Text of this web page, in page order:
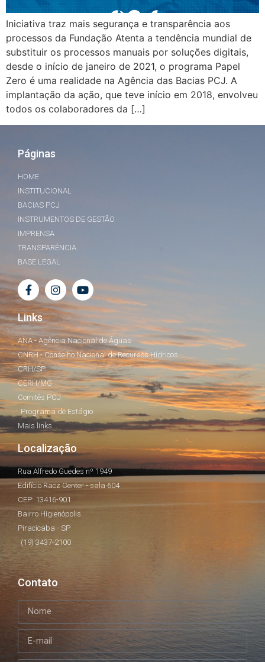
Iniciativa traz mais segurança e transparência aos
processos da Fundação Atenta a tendência mundial de
substituir os processos manuais por soluções digitais,
desde o início de janeiro de 2021, o programa Papel
Zero é uma realidade na Agência das Bacias PCJ. A
implantação da ação, que teve início em 2018, envolveu
todos os colaboradores da […]
Páginas
HOME
INSTITUCIONAL
BACIAS PCJ
INSTRUMENTOS DE GESTÃO
IMPRENSA
TRANSPARÊNCIA
BASE LEGAL
Links
ANA - Agência Nacional de Águas
CNRH - Conselho Nacional de Recursos Hídricos
CRH/SP
CERH/MG
Comitês PCJ
Programa de Estágio
Mais links...
Localização
Rua Alfredo Guedes nº 1949
Edifício Racz Center - sala 604
CEP: 13416-901
Bairro Higienópolis
Piracicaba - SP
(19) 3437-2100
Contato